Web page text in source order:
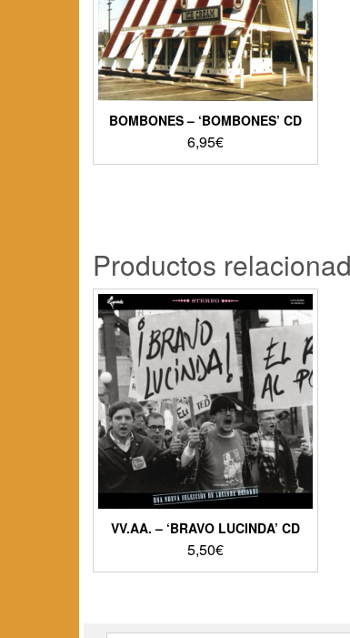
BOMBONES – ‘BOMBONES’ CD
6,95€
Productos
VV.AA. – ‘BRAVO LUCINDA’ CD
5,50€